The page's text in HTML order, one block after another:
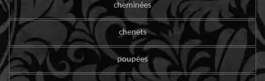
cheminées
chenets
poupées